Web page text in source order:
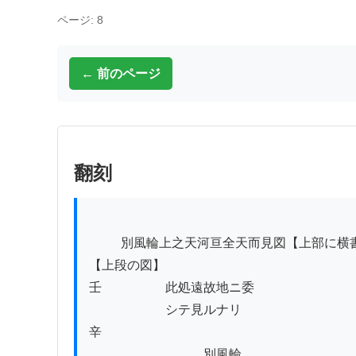
ページ: 8
← 前のページ
翻刻
【上段の図】
壬　　　　　此処遠故地ニ委
シテ見ルナリ
辛